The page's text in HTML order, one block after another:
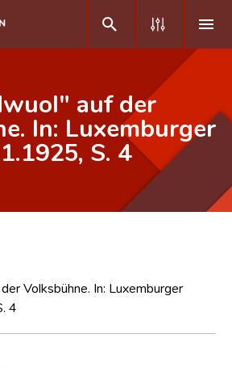
auf der
In: Luxemburger
S. 4
Volksbühne. In: Luxemburger
4